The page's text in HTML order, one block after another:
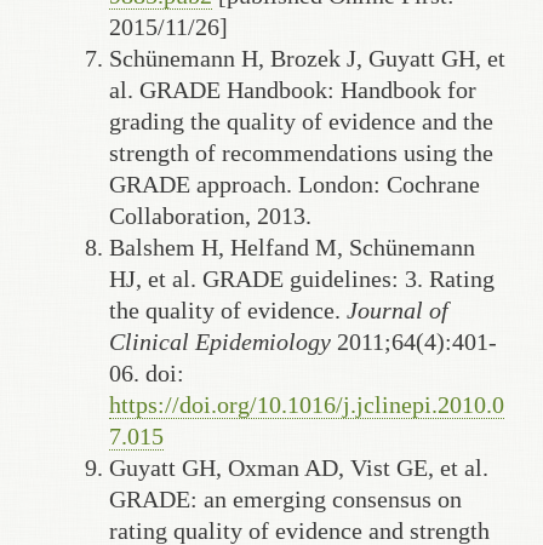
2015/11/26]
Schünemann H, Brozek J, Guyatt GH, et
al. GRADE Handbook: Handbook for
grading the quality of evidence and the
strength of recommendations using the
GRADE approach. London: Cochrane
Collaboration, 2013.
Balshem H, Helfand M, Schünemann
HJ, et al. GRADE guidelines: 3. Rating
the quality of evidence. Journal of
Clinical Epidemiology 2011;64(4):401-
06. doi:
https://doi.org/10.1016/j.jclinepi.2010.0
7.015
Guyatt GH, Oxman AD, Vist GE, et al.
GRADE: an emerging consensus on
rating quality of evidence and strength